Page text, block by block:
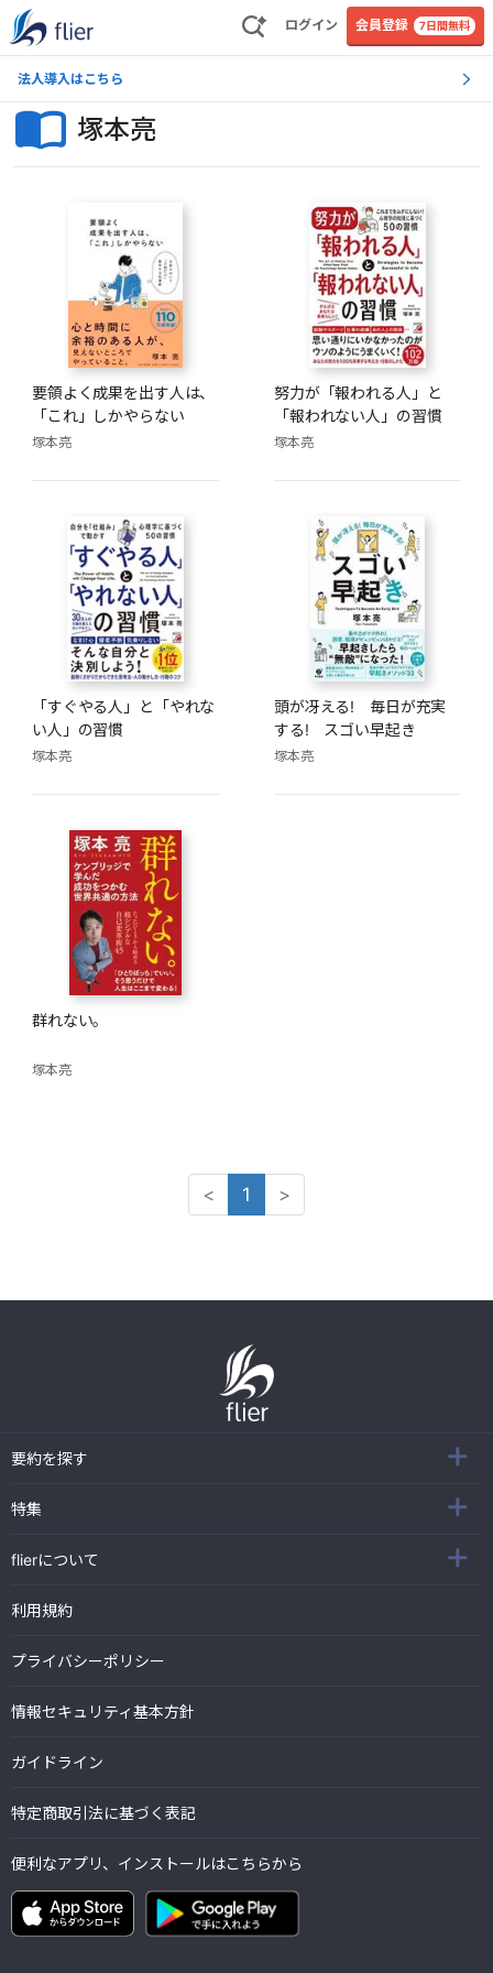
ログイン 会員登録 7日間無料
法人導入はこちら
塚本亮
要領よく成果を出す人は、
「これ」しかやらない
塚本亮
努力が「報われる人」と
「報われない人」の習慣
塚本亮
「すぐやる人」と「やれな
い人」の習慣
塚本亮
頭が冴える! 毎日が充実
する! スゴい早起き
塚本亮
群れない。
塚本亮
< 1 >
要約を探す
特集
flierについて
利用規約
プライバシーポリシー
情報セキュリティ基本方針
ガイドライン
特定商取引法に基づく表記
便利なアプリ、インストールはこちらから